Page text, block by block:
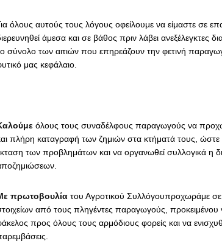
όλους αυτούς τους λόγους οφείλουμε να είμαστε σε
άμεσα και σε βάθος πριν λάβει ανεξέλεγκτες
σύνολο των αιτιών που επηρεάζουν την φετινή
μας κεφάλαιο.
όλους τους συναδέλφους παραγωγούς να
πλήρη καταγραφή των ζημιών στα κτήματά τους, ώστε
των προβλημάτων και να οργανωθεί συλλογικά η
πρωτοβουλίατου Αγροτικού Συλλόγουπροχωράμε
από τους πληγέντες παραγωγούς, προκειμένου
προς όλους τους αρμόδιους φορείς και να